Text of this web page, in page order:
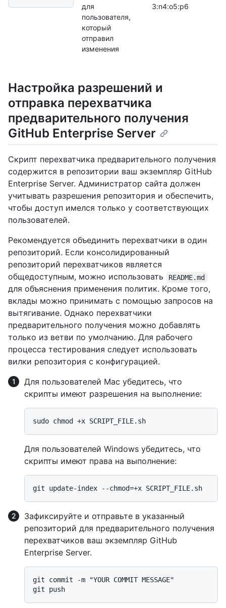
для
пользователя,
который
отправил
изменения
3:n4:o5:p6
Настройка разрешений и
отправка перехватчика
предварительного получения
GitHub Enterprise Server
Скрипт перехватчика предварительного получения
содержится в репозитории ваш экземпляр GitHub
Enterprise Server. Администратор сайта должен
учитывать разрешения репозитория и обеспечить,
чтобы доступ имелся только у соответствующих
пользователей.
Рекомендуется объединить перехватчики в один
репозиторий. Если консолидированный
репозиторий перехватчиков является
общедоступным, можно использовать
README.md
для объяснения применения политик. Кроме того,
вклады можно принимать с помощью запросов на
вытягивание. Однако перехватчики
предварительного получения можно добавлять
только из ветви по умолчанию. Для рабочего
процесса тестирования следует использовать
вилки репозитория с конфигурацией.
Для пользователей Mac убедитесь, что
скрипты имеют разрешения на выполнение:
Для пользователей Windows убедитесь, что
скрипты имеют права на выполнение:
Зафиксируйте и отправьте в указанный
репозиторий для предварительного получения
перехватчиков ваш экземпляр GitHub
Enterprise Server.
git commit -m "YOUR COMMIT MESSAGE"